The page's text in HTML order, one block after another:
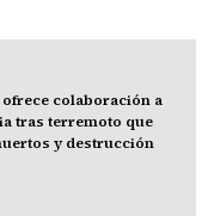
ofrece colaboración a
tras terremoto que
y destrucción